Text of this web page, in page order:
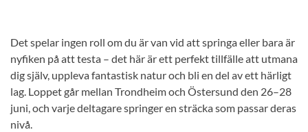
Det spelar ingen roll om du är van vid att springa eller bara är
nyfiken på att testa – det här är ett perfekt tillfälle att utmana
dig själv, uppleva fantastisk natur och bli en del av ett härligt
lag. Loppet går mellan Trondheim och Östersund den 26–28
juni, och varje deltagare springer en sträcka som passar deras
nivå.